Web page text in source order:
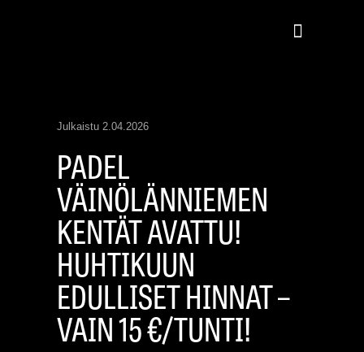
Julkaistu 2.04.2026
PADEL
VÄINÖLÄNNIEMEN
KENTÄT AVATTU!
HUHTIKUUN
EDULLISET HINNAT –
VAIN 15 €/TUNTI!